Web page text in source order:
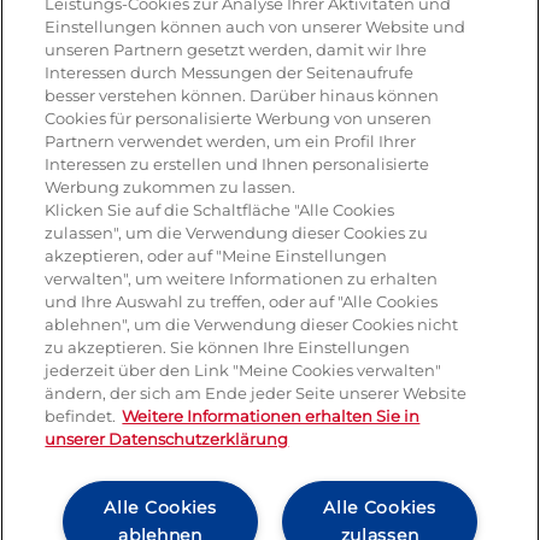
Pasta & aufläufe
Salat
Risotto
Dessert
Tiramisu
Vegetarisch
Produkte
Mozzarella
Mascarpone
Ricotta
Einstellungen können auch von unserer Website und
unseren Partnern gesetzt werden, damit wir Ihre
Interessen durch Messungen der Seitenaufrufe
besser verstehen können. Darüber hinaus können
Cookies für personalisierte Werbung von unseren
Partnern verwendet werden, um ein Profil Ihrer
Interessen zu erstellen und Ihnen personalisierte
Werbung zukommen zu lassen.
Klicken Sie auf die Schaltfläche "Alle Cookies
zulassen", um die Verwendung dieser Cookies zu
akzeptieren, oder auf "Meine Einstellungen
verwalten", um weitere Informationen zu erhalten
und Ihre Auswahl zu treffen, oder auf "Alle Cookies
ablehnen", um die Verwendung dieser Cookies nicht
zu akzeptieren. Sie können Ihre Einstellungen
jederzeit über den Link "Meine Cookies verwalten"
ändern, der sich am Ende jeder Seite unserer Website
befindet. Weitere Informationen erhalten Sie in
unserer Datenschutzerklärung
Alle Cookies
zulassen
Alle Cookies
ablehnen